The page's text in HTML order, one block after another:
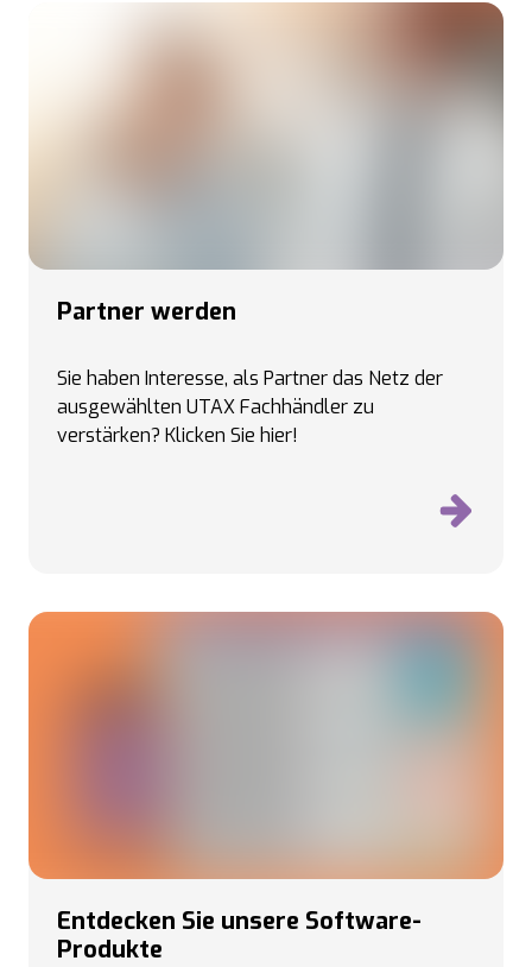
Partner werden
Sie haben Interesse, als Partner das Netz der
ausgewählten UTAX Fachhändler zu
verstärken? Klicken Sie hier!
Entdecken Sie unsere Software-
Produkte